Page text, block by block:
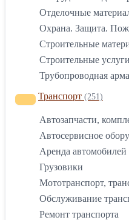
Отделочные
Охрана. Защита.
Строительные
Строительные услуги
Трубопроводная
Транспорт (251)
Автозапчасти,
Автосервисное
Аренда автомобилей
Грузовики
Мототранспорт,
Обслуживание
Ремонт транспорта